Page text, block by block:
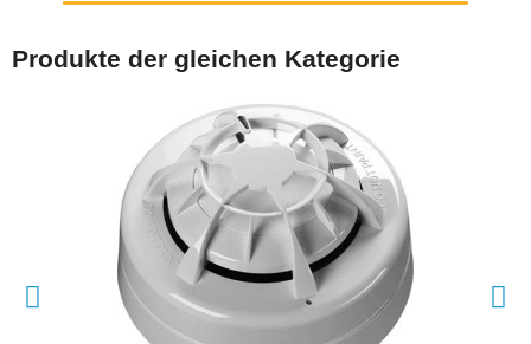
Produkte der gleichen Kategorie